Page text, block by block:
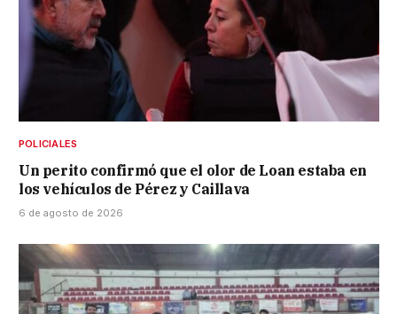
POLICIALES
Un perito confirmó que el olor de Loan estaba en
los vehículos de Pérez y Caillava
6 de agosto de 2026